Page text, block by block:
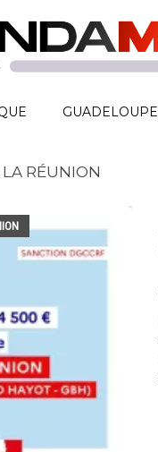
GUADELOUPE
RÉUNION